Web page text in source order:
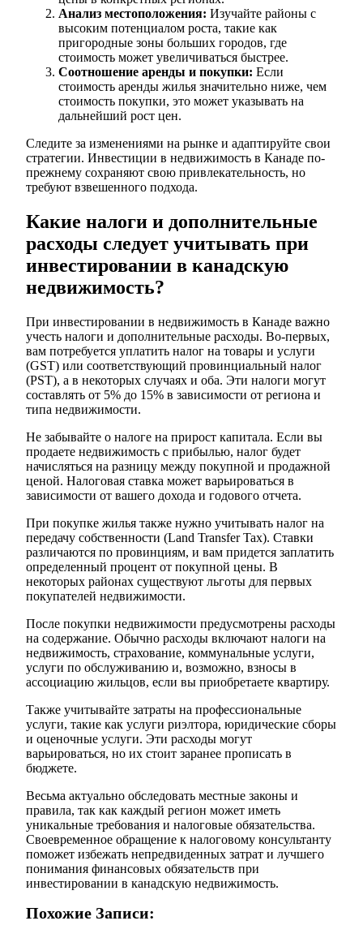
Анализ местоположения: Изучайте районы с
высоким потенциалом роста, такие как
пригородные зоны больших городов, где
стоимость может увеличиваться быстрее.
Соотношение аренды и покупки: Если
стоимость аренды жилья значительно ниже, чем
стоимость покупки, это может указывать на
дальнейший рост цен.
Следите за изменениями на рынке и адаптируйте свои
стратегии. Инвестиции в недвижимость в Канаде по-
прежнему сохраняют свою привлекательность, но
требуют взвешенного подхода.
Какие налоги и дополнительные
расходы следует учитывать при
инвестировании в канадскую
недвижимость?
При инвестировании в недвижимость в Канаде важно
учесть налоги и дополнительные расходы. Во-первых,
вам потребуется уплатить налог на товары и услуги
(GST) или соответствующий провинциальный налог
(PST), а в некоторых случаях и оба. Эти налоги могут
составлять от 5% до 15% в зависимости от региона и
типа недвижимости.
Не забывайте о налоге на прирост капитала. Если вы
продаете недвижимость с прибылью, налог будет
начисляться на разницу между покупной и продажной
ценой. Налоговая ставка может варьироваться в
зависимости от вашего дохода и годового отчета.
При покупке жилья также нужно учитывать налог на
передачу собственности (Land Transfer Tax). Ставки
различаются по провинциям, и вам придется заплатить
определенный процент от покупной цены. В
некоторых районах существуют льготы для первых
покупателей недвижимости.
После покупки недвижимости предусмотрены расходы
на содержание. Обычно расходы включают налоги на
недвижимость, страхование, коммунальные услуги,
услуги по обслуживанию и, возможно, взносы в
ассоциацию жильцов, если вы приобретаете квартиру.
Также учитывайте затраты на профессиональные
услуги, такие как услуги риэлтора, юридические сборы
и оценочные услуги. Эти расходы могут
варьироваться, но их стоит заранее прописать в
бюджете.
Весьма актуально обследовать местные законы и
правила, так как каждый регион может иметь
уникальные требования и налоговые обязательства.
Своевременное обращение к налоговому консультанту
поможет избежать непредвиденных затрат и лучшего
понимания финансовых обязательств при
инвестировании в канадскую недвижимость.
Похожие Записи: